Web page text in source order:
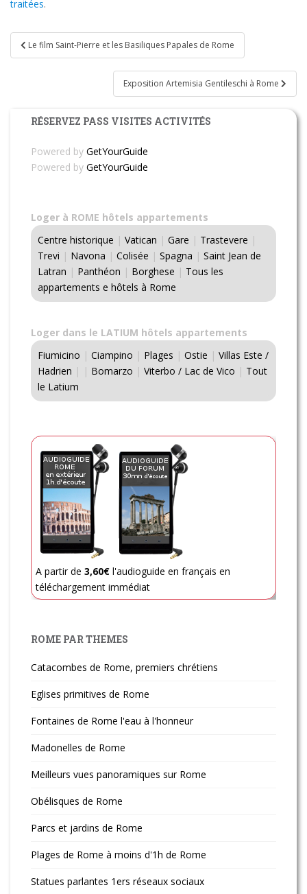
traitées.
Navigation
de
Le film Saint-Pierre et les Basiliques Papales de Rome
Exposition Artemisia Gentileschi à Rome
RÉSERVEZ PASS VISITES ACTIVITÉS
Powered by GetYourGuide
Powered by GetYourGuide
Loger à ROME hôtels appartements
Centre historique | Vatican | Gare | Trastevere |
Trevi | Navona | Colisée | Spagna | Saint Jean de
Latran | Panthéon | Borghese | Tous les
appartements e hôtels à Rome
Loger dans le LATIUM hôtels appartements
Fiumicino | Ciampino | Plages | Ostie | Villas Este /
Hadrien | | Bomarzo | Viterbo / Lac de Vico | Tout
le Latium
A partir de 3,60€ l'audioguide en français en
téléchargement immédiat
ROME PAR THEMES
Catacombes de Rome, premiers chrétiens
Eglises primitives de Rome
Fontaines de Rome l'eau à l'honneur
Madonelles de Rome
Meilleurs vues panoramiques sur Rome
Obélisques de Rome
Parcs et jardins de Rome
Plages de Rome à moins d'1h de Rome
Statues parlantes 1ers réseaux sociaux